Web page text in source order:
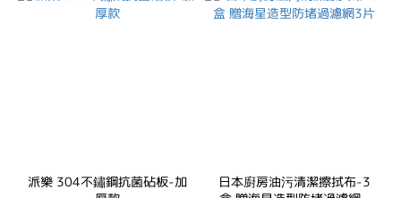
派樂 304不鏽鋼抗菌砧板-加
日本廚房油污清潔擦拭布-3